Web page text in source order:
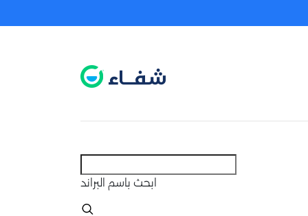
ابحث باسم البراند